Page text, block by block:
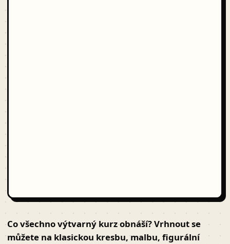
Co všechno výtvarný kurz obnáší? Vrhnout se
můžete na klasickou kresbu, malbu, figurální